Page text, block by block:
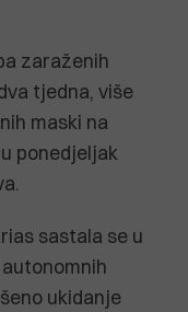
zaraženih
tjedna, više
maski na
ponedjeljak
sastala se u
ukidanje